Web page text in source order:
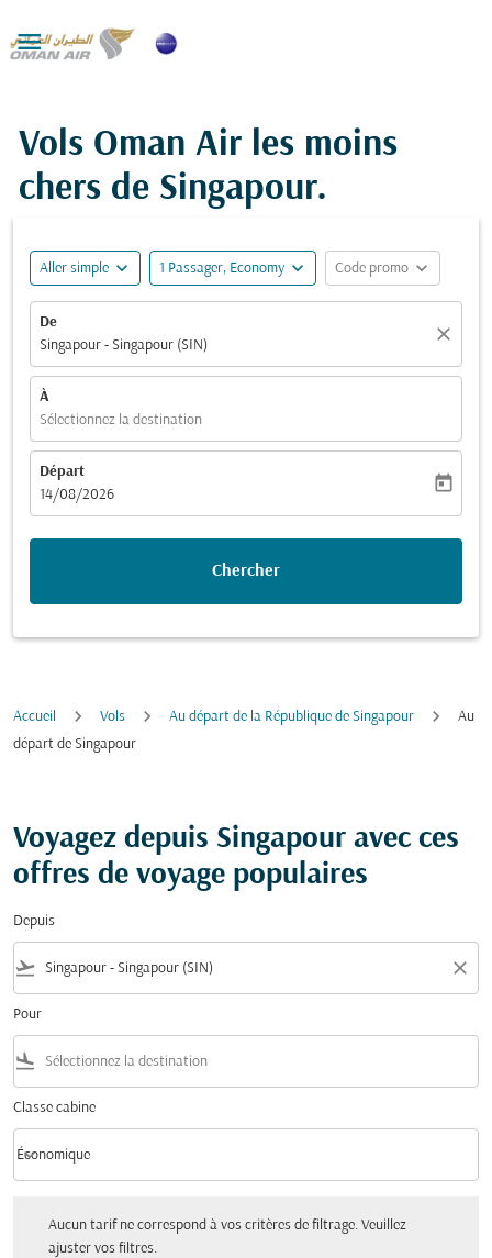

Vols Oman Air les moins
chers de Singapour.
Aller simple expand_more 1 Passager, Economy expand_more Code promo expand_more
De
Singapour - Singapour (SIN)
close
À
Sélectionnez la destination
Départ
fc-booking-departure-date-aria-label
14/08/2026
today
Chercher
Accueil Vols Au départ de la République de Singapour
Au
départ de Singapour
Voyagez depuis Singapour avec ces
offres de voyage populaires
Depuis
flight_takeoff close
Pour
flight_land
Classe cabine
Classe cabine option Économique Selected
Économique
keyboard_arrow_down
Aucun tarif ne correspond à vos critères de filtrage. Veuillez
ajuster vos filtres.